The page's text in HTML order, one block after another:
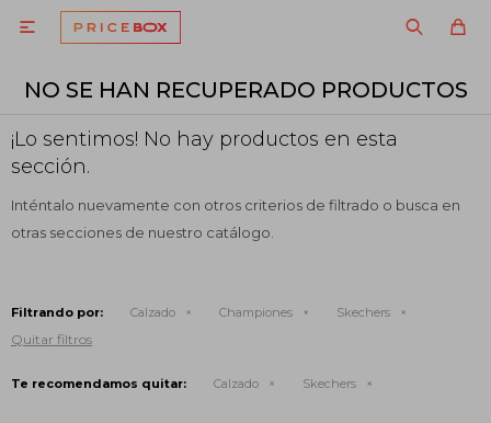

NO SE HAN RECUPERADO PRODUCTOS
¡Lo sentimos! No hay productos en esta
sección.
Inténtalo nuevamente con otros criterios de filtrado o busca en
otras secciones de nuestro catálogo.
Filtrando por: Calzado Championes Skechers
Quitar filtros
Te recomendamos quitar: Calzado Skechers